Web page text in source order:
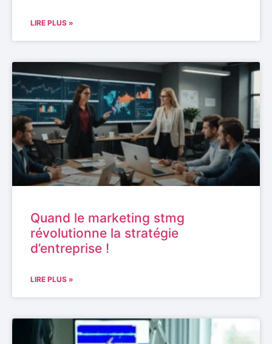
LIRE PLUS »
Quand le marketing stmg
révolutionne la stratégie
d’entreprise !
LIRE PLUS »